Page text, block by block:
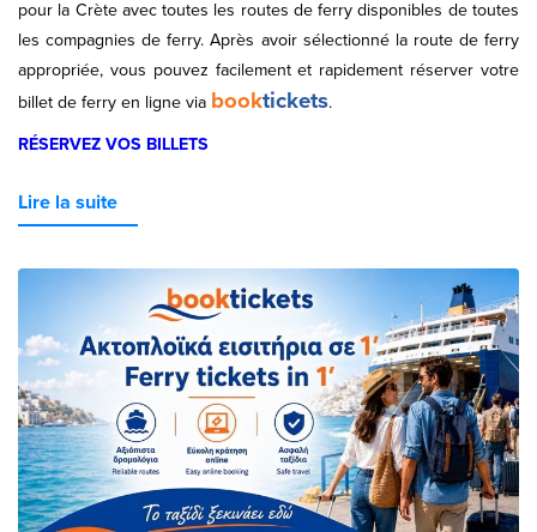
pour la Crète avec toutes les routes de ferry disponibles de toutes
les compagnies de ferry. Après avoir sélectionné la route de ferry
appropriée, vous pouvez facilement et rapidement réserver votre
billet de ferry en ligne via booktickets.
RÉSERVEZ VOS BILLETS
Lire la suite